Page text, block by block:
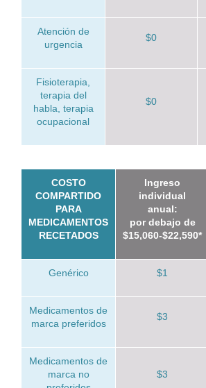
Atención de
urgencia
$0
Fisioterapia,
terapia del
habla, terapia
ocupacional
$0
COSTO
COMPARTIDO
PARA
MEDICAMENTOS
RECETADOS
Ingreso
individual
anual:
por debajo de
$15,060-$22,590*
Genérico $1
Medicamentos de
marca preferidos
$3
Medicamentos de
marca no
$3